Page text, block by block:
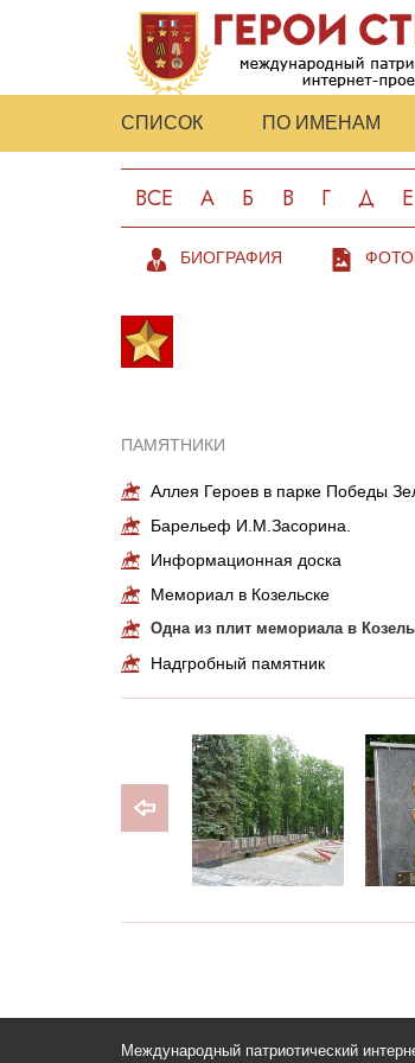
СПИСОК ПО ИМЕНАМ
ВСЕ А Б В Г Д Е
БИОГРАФИЯ
ПАМЯТНИКИ
Аллея Героев в парке Победы
Барельеф И.М.Засорина.
Информационная доска
Мемориал в Козельске
Одна из плит мемориала в
Надгробный памятник
Международный патриотический